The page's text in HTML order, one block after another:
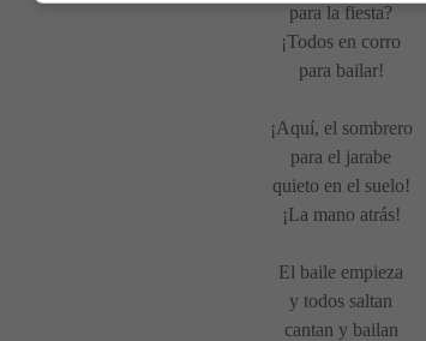
para la fiesta?
¡Todos en corro
para bailar!
¡Aquí, el sombrero
para el jarabe
quieto en el suelo!
¡La mano atrás!
El baile empieza
y todos saltan
cantan y bailan